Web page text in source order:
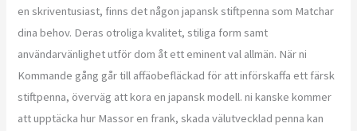
en skriventusiast, finns det någon japansk stiftpenna som Matchar
dina behov. Deras otroliga kvalitet, stiliga form samt
användarvänlighet utför dom åt ett eminent val allmän. När ni
Kommande gång går till affäobefläckad för att införskaffa ett färsk
stiftpenna, överväg att kora en japansk modell. ni kanske kommer
att upptäcka hur Massor en frank, skada välutvecklad penna kan